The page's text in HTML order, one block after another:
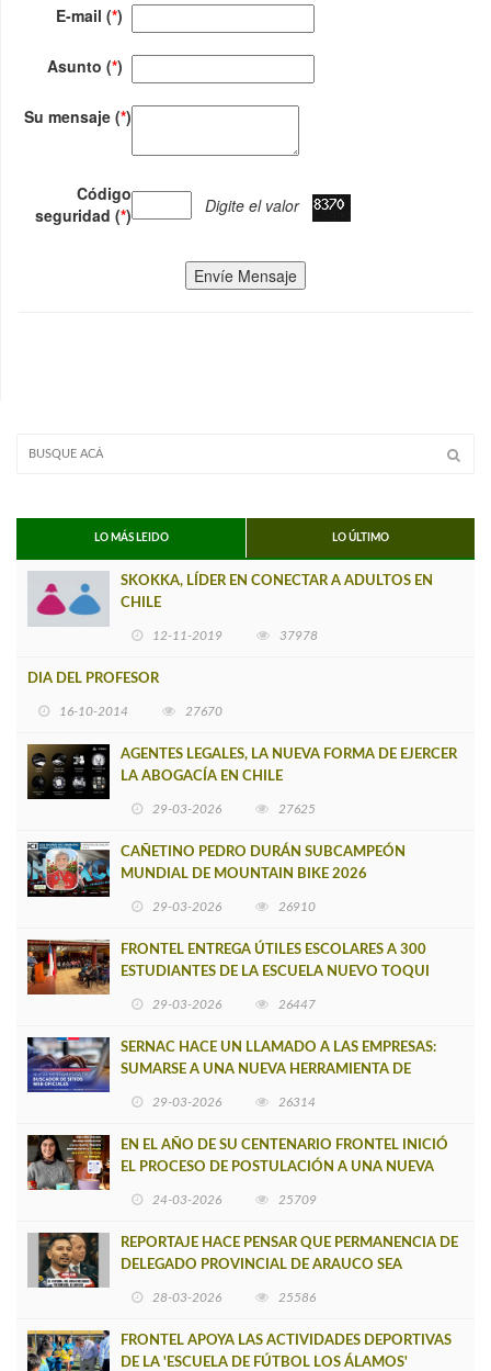
E-mail (*)
Asunto (*)
Su mensaje (*)
Código
seguridad (*) Digite el valor
Envíe Mensaje
LO MÁS LEIDO LO ÚLTIMO
SKOKKA, LÍDER EN CONECTAR A ADULTOS EN
CHILE
12-11-2019 37978
DIA DEL PROFESOR
16-10-2014 27670
AGENTES LEGALES, LA NUEVA FORMA DE EJERCER
LA ABOGACÍA EN CHILE
29-03-2026 27625
CAÑETINO PEDRO DURÁN SUBCAMPEÓN
MUNDIAL DE MOUNTAIN BIKE 2026
29-03-2026 26910
FRONTEL ENTREGA ÚTILES ESCOLARES A 300
ESTUDIANTES DE LA ESCUELA NUEVO TOQUI
29-03-2026 26447
SERNAC HACE UN LLAMADO A LAS EMPRESAS:
SUMARSE A UNA NUEVA HERRAMIENTA DE
29-03-2026 26314
EN EL AÑO DE SU CENTENARIO FRONTEL INICIÓ
EL PROCESO DE POSTULACIÓN A UNA NUEVA
24-03-2026 25709
REPORTAJE HACE PENSAR QUE PERMANENCIA DE
DELEGADO PROVINCIAL DE ARAUCO SEA
28-03-2026 25586
FRONTEL APOYA LAS ACTIVIDADES DEPORTIVAS
DE LA 'ESCUELA DE FÚTBOL LOS ÁLAMOS'